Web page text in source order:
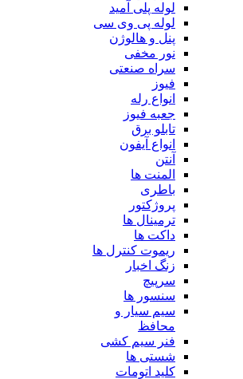
لوله پلی آمید
لوله پی وی سی
پنل و هالوژن
نور مخفی
سراه صنعتی
فیوز
انواع رله
جعبه فیوز
تابلو برق
انواع آیفون
آنتن
المنت ها
باطری
پروژکتور
ترمینال ها
داکت ها
ریموت کنترل ها
زنگ اخبار
سرپیچ
سنسور ها
سیم سیار و
محافظ
فنر سیم کشی
شستی ها
کلید اتومات